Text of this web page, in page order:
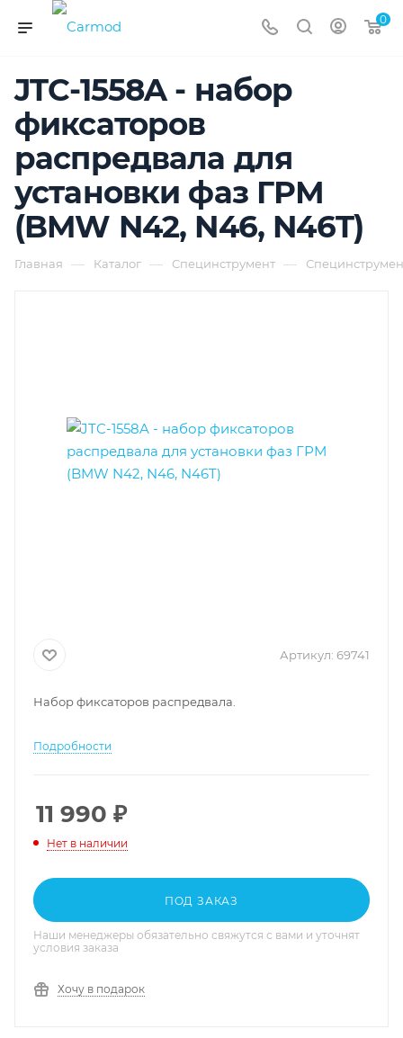
0
JTC-1558A - набор
фиксаторов
распредвала для
установки фаз ГРМ
(BMW N42, N46, N46T)
Главная — Каталог — Специнструмент —
Артикул: 69741
Набор фиксаторов распредвала.
Подробности
11 990 ₽
Нет в наличии
ПОД ЗАКАЗ
Наши менеджеры обязательно свяжутся с вами и уточнят
условия заказа
Хочу в подарок